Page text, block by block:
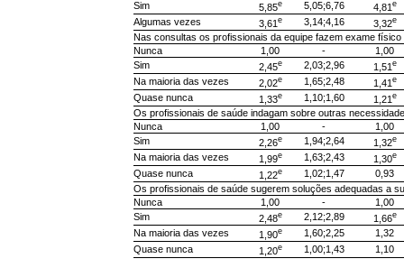
Sim
5,85e 5,05;6,76 4,81 e
Algumas vezes 3,61 e 3,14;4,16 3,32e
Nas consultas os profissionais da equipe fazem exame físico
Nunca
1,00 -
1,00
Sim
2,45e 2,03;2,96 1,51 e
Na maioria das vezes 2,02e 1,65;2,48 1,41 e
Quase nunca 1,33e 1,10;1,60 1,21 e
Os profissionais de saúde indagam sobre outras
Nunca
1,00 -
1,00
Sim
2,26e 1,94;2,64 1,32e
Na maioria das vezes 1,99e 1,63;2,43 1,30e
Quase nunca 1,22e 1,02;1,47
0,93
Os profissionais de saúde sugerem soluções adequadas a
Nunca
1,00 -
1,00
Sim
2,48e 2,12;2,89 1,66e
Na maioria das vezes 1,90e 1,60;2,25
1,32
Quase nunca
1,20e 1,00;1,43 1,10